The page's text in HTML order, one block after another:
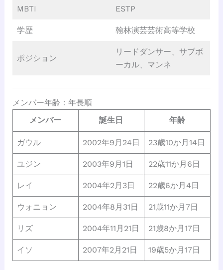
MBTI ESTP
学歴 翰林演芸芸術高等学校
ポジション
リードダンサー、サブボ
ーカル、マンネ
メンバー年齢：年長順
メンバー
誕生日 年齢
ガウル 2002年9月24日 23歳10か月14日
ユジン 2003年9月1日 22歳11か月6日
レイ 2004年2月3日 22歳6か月4日
ウォニョン 2004年8月31日 21歳11か月7日
リズ 2004年11月21日 21歳8か月17日
イソ 2007年2月21日 19歳5か月17日